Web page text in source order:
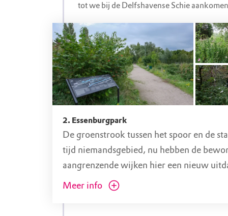
wij nu staan, bij de Statentunnel. De
toegankelijk, aan beide kanten. Het hek
niet op slot.
Foto's van de locaties zijn gemaakt door
Bekkum.
tot we bij de Delfshavense Schie
2. Essenburgpark
De groenstrook tussen het spoor en de
tijd niemandsgebied, nu hebben de
aangrenzende wijken hier een nieuw
stadspark van gemaakt:
Meer info